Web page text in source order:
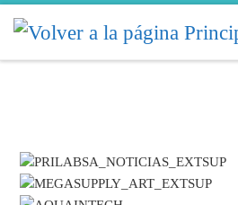
Skip to content